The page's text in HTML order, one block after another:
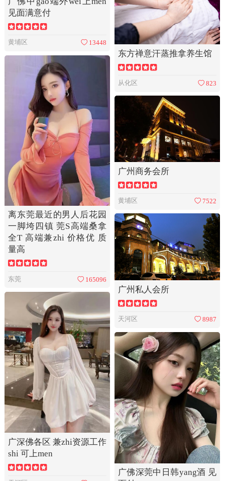
见面满意付
黄埔区 13448
东方禅意汗蒸推拿养生馆
从化区 823
离东莞最近的男人后花园
一脚垮四镇 莞S高端桑拿
全T 高端兼zhi 价格优 质
量高
东莞 165096
广州商务会所
黄埔区 7522
广州私人会所
天河区 8987
广深佛各区 兼zhi资源工作
shi 可上men
广佛深莞中日韩yang酒 见